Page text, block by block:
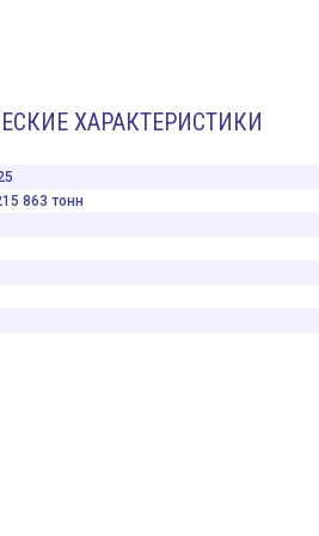
ХАРАКТЕРИСТИКИ
863 тонн